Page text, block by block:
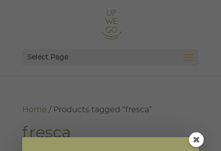
Select Page
Home / Products tagged “fresca”
fresca